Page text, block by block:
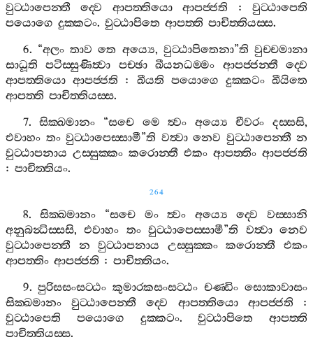
වුට‍්ඨාපෙන‍්තී
ද‍්වෙ ආපත‍්තියො ආපජ‍්ජති :වුට‍්ඨාපෙති
පයොගෙ දුක‍්කටං. වුට‍්ඨාපිතෙ ආපත‍්ති පාචිත‍්තියස‍්ස.
6. “අලං තාව තෙ අය්‍යෙ, වුට‍්ඨාපිතෙනා”ති වුච‍්චමානා
සාධූති
පටිස‍්සුණිත්‍වා පච‍්ඡා ඛීයනධම‍්මං ආපජ‍්ජන‍්තී
ද‍්වෙ
ආපත‍්තියො ආපජ‍්ජති : ඛීයති පයොගෙ දුක‍්කටං ඛීයිතෙ
ආපත‍්ති පාචිත‍්තියස‍්ස.
7.සික‍්ඛමානං “සචෙ මෙ ත්‍වං අය්‍යෙ චීවරං දස‍්සසි,
එවාහං තං වුට‍්ඨාපෙස‍්සාමී”ති වත්‍වා නෙව වුට‍්ඨාපෙන‍්තී න
වුට‍්ඨාපනාය උස‍්සුක‍්කං කරොන‍්තී එකං ආපත‍්තිං ආපජ‍්ජති
: පාචිත‍්තියං.
264
8.සික‍්ඛමානං “සචෙ මං ත්‍වං අය්‍යෙ ද‍්වෙ
වස‍්සානි
අනුබන්‍ධිස‍්සසි,එවාහං තං වුට‍්ඨාපෙස‍්සාමී”ති වත්‍වා නෙව
වුට‍්ඨාපෙන‍්තී
න වුට‍්ඨාපනාය උස‍්සුක‍්කං කරොන‍්තී
එකං
ආපත‍්තිං ආපජ‍්ජති : පාචිත‍්තියං.
9.පුරිසසංසට‍්ඨං කුමාරකසංසට‍්ඨං චණ‍්ඩිං සොකාවාසං
සික‍්ඛමානං
වුට‍්ඨාපෙන‍්තී ද‍්වෙ ආපත‍්තියො ආපජ‍්ජති :
වුට‍්ඨාපෙති
පයොගෙ දුක‍්කටං.වුට‍්ඨාපිතෙ
ආපත‍්ති
පාචිත‍්තියස‍්ස.